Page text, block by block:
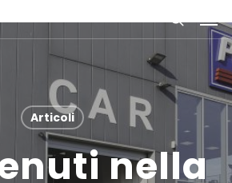
search
Articoli
nella